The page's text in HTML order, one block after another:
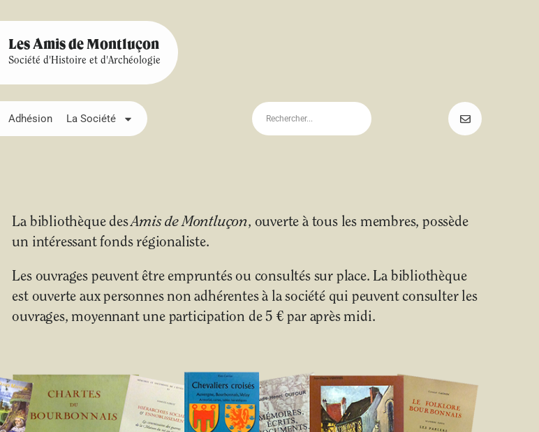
Les Amis de Montluçon
Société d'Histoire et d'Archéologie
Adhésion La Société
La bibliothèque desAmis de Montluçon, ouverte à tous les membres, possède
un intéressant fonds régionaliste.
Les ouvrages peuvent être empruntés ou consultés sur place. La bibliothèque
est ouverte aux personnes non adhérentes à la société qui peuvent consulter les
ouvrages, moyennant une participation de 5 € par après midi.